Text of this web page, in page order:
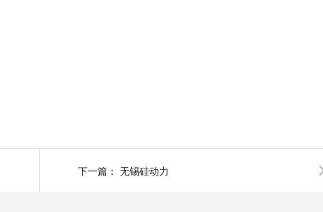
下一篇： 无锡硅动力